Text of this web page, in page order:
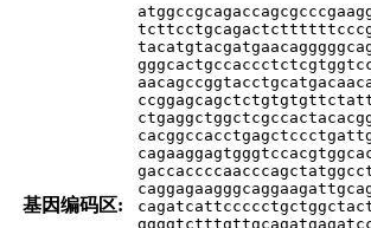
基因编码区: